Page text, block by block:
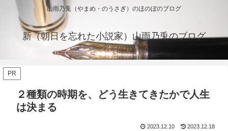
山雨乃兎（やまめ・のうさぎ）のほのぼのブログ
新（朝日を忘れた小説家）山雨乃兎のブログ
PR
２種類の時期を、どう生きてきたかで人生
は決まる
2023.12.10 2023.12.18